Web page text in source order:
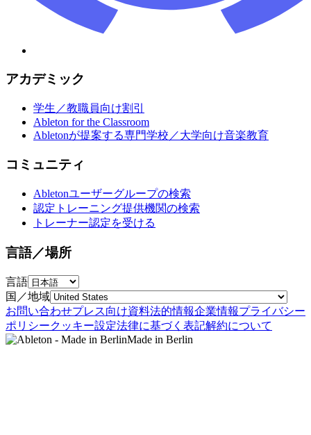
アカデミック
学生／教職員向け割引
Ableton for the Classroom
Abletonが提案する専門学校／大学向け音楽教育
コミュニティ
Abletonユーザーグループの検索
認定トレーニング提供機関の検索
トレーナー認定を受ける
言語／場所
言語
国／地域
お問い合わせプレス向け資料法的情報企業情報プライバシー
ポリシークッキー設定法律に基づく表記解約について
Made in Berlin